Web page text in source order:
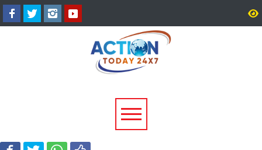
2027 चुनाव से पहले उत्तराखंड
भाजपा का बड़ा संगठनात्मक विस्तार,
178 नेताओं को प्रदेश कार्यसमिति में